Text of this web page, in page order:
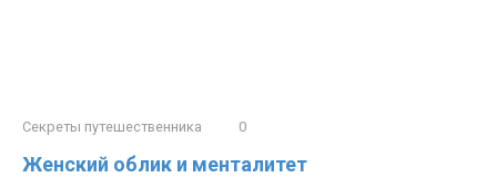
Секреты путешественника 0
Женский облик и менталитет